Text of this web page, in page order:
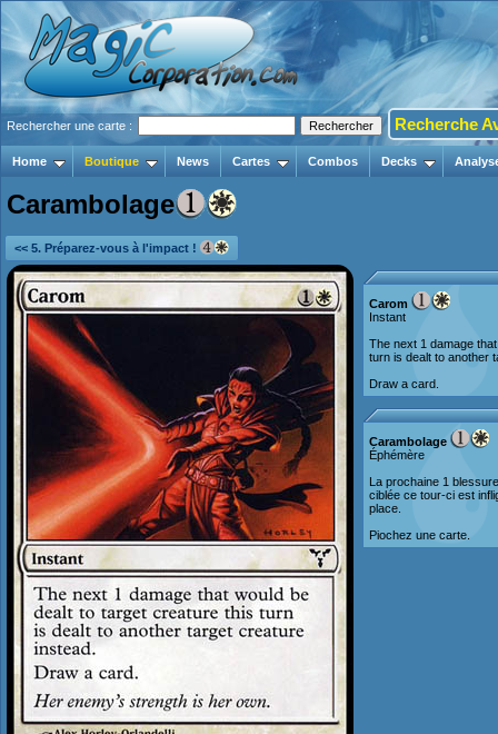
Rechercher une carte : Recherche
Home Boutique News Cartes Combos Decks
Carambolage
<< 5. Préparez-vous à l'impact !
Carom
Instant
The next 1 damage
turn is dealt to another
Draw a card.
Carambolage
Éphémère
La prochaine 1
ciblée ce tour-ci est
place.
Piochez une carte.